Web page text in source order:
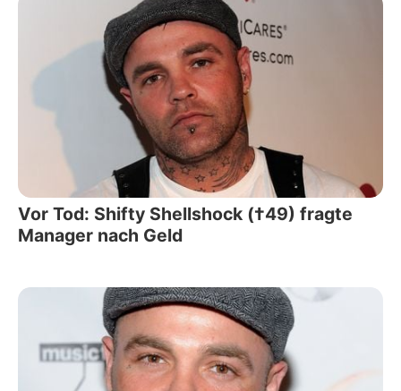
Vor Tod: Shifty Shellshock (†49) fragte
Manager nach Geld